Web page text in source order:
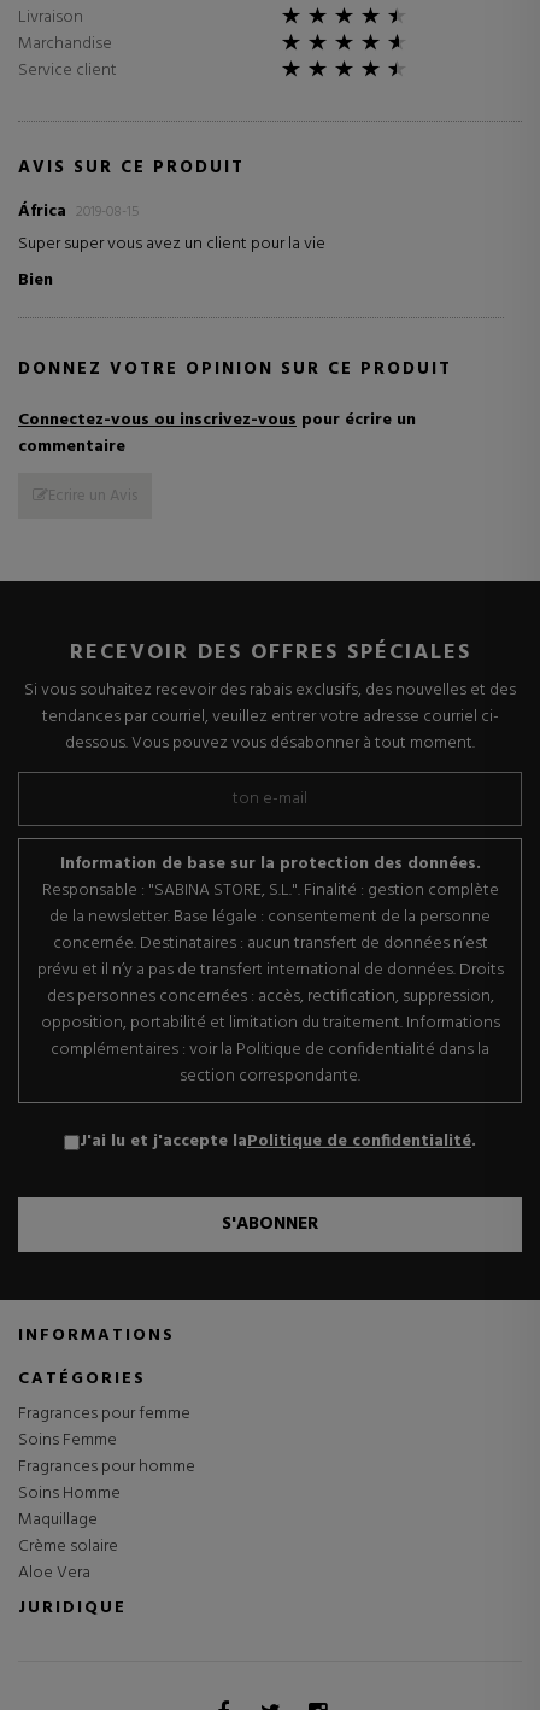
Livraison
Marchandise
Service client
AVIS SUR CE PRODUIT
África 2019-08-15
Super super vous avez un client pour la vie
Bien
DONNEZ VOTRE OPINION SUR CE PRODUIT
Connectez-vous ou inscrivez-vous pour écrire un
commentaire
Ecrire un Avis
RECEVOIR DES OFFRES SPÉCIALES
Si vous souhaitez recevoir des rabais exclusifs, des nouvelles et des
tendances par courriel, veuillez entrer votre adresse courriel ci-
dessous. Vous pouvez vous désabonner à tout moment.
Information de base sur la protection des données.
Responsable : "SABINA STORE, S.L.". Finalité : gestion complète
de la newsletter. Base légale : consentement de la personne
concernée. Destinataires : aucun transfert de données n’est
prévu et il n’y a pas de transfert international de données. Droits
des personnes concernées : accès, rectification, suppression,
opposition, portabilité et limitation du traitement. Informations
complémentaires : voir la Politique de confidentialité dans la
section correspondante.
J'ai lu et j'accepte laPolitique de confidentialité.
S'ABONNER
INFORMATIONS
CATÉGORIES
Fragrances pour femme
Soins Femme
Fragrances pour homme
Soins Homme
Maquillage
Crème solaire
Aloe Vera
JURIDIQUE